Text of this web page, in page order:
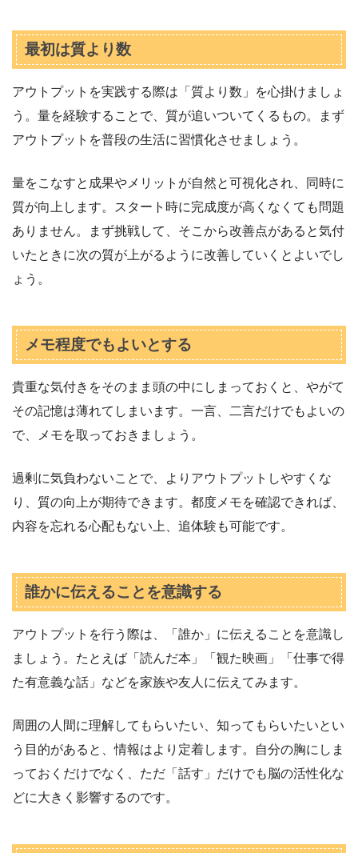
最初は質より数
アウトプットを実践する際は「質より数」を心掛けましょ
う。量を経験することで、質が追いついてくるもの。まず
アウトプットを普段の生活に習慣化させましょう。
量をこなすと成果やメリットが自然と可視化され、同時に
質が向上します。スタート時に完成度が高くなくても問題
ありません。まず挑戦して、そこから改善点があると気付
いたときに次の質が上がるように改善していくとよいでし
ょう。
メモ程度でもよいとする
貴重な気付きをそのまま頭の中にしまっておくと、やがて
その記憶は薄れてしまいます。一言、二言だけでもよいの
で、メモを取っておきましょう。
過剰に気負わないことで、よりアウトプットしやすくな
り、質の向上が期待できます。都度メモを確認できれば、
内容を忘れる心配もない上、追体験も可能です。
誰かに伝えることを意識する
アウトプットを行う際は、「誰か」に伝えることを意識し
ましょう。たとえば「読んだ本」「観た映画」「仕事で得
た有意義な話」などを家族や友人に伝えてみます。
周囲の人間に理解してもらいたい、知ってもらいたいとい
う目的があると、情報はより定着します。自分の胸にしま
っておくだけでなく、ただ「話す」だけでも脳の活性化な
どに大きく影響するのです。